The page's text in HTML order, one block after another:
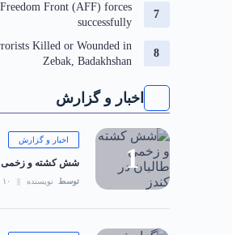
Front (AFF) forces
successfully
Killed or Wounded in
Zebak, Badakhshan
اخبار و گزارش
اخبار و گزارش
شش کشته و زخمی
توسط نویسنده ۱۰ اسفند ۱۴۰۳